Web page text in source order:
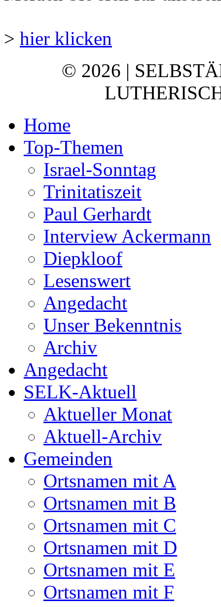
> hier klicken
© 2026 |
Home
Top-Themen
Israel-Sonntag
Trinitatiszeit
Paul Gerhardt
Interview Ackermann
Diepkloof
Lesenswert
Angedacht
Unser Bekenntnis
Archiv
Angedacht
SELK-Aktuell
Aktueller Monat
Aktuell-Archiv
Gemeinden
Ortsnamen mit A
Ortsnamen mit B
Ortsnamen mit C
Ortsnamen mit D
Ortsnamen mit E
Ortsnamen mit F